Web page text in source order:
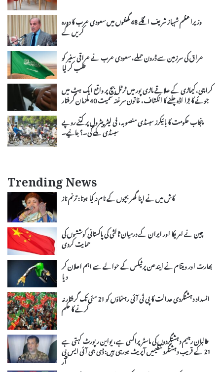
وزیراعظم شہباز شریف اگلے 48 گھنٹوں میں سعودی عرب کا دورہ
کریں گے
عراق کی سرزمین سے ڈرون حملے، سعودی عرب نے عراقی سفیر کو
طلب کر لیا
کراچی، کیماڑی کے علاقے ماڑی پور میں ٹرٹل بیچ پر واقع ایک ہٹ میں
جوئے کا بڑا اڈہ چلنے کا انکشاف، خاتون سرغنہ سمیت 40 ملزمان گرفتار
پنجاب حکومت کا بائیکرز سبسڈی منصوبہ، فی لیٹر پیٹرول پر کتنے روپے
سبسڈی ملے گی۔؟ جانیے۔
Trending News
کاش میں نے اپنا گھر بچوں کے نام نہ کیا ہوتا: ترنم ناز
چین نے امریکا اور ایران کے درمیان ثالثی کی پاکستانی کوششوں کی
حمایت کردی
بھارت اور ویتنام نے ایندھن پر ٹیکس کے حوالے سے اہم اعلان کر
دیا
انسداد دہشتگردی عدالت کا پی ٹی آئی رہنماؤں کو 21 مئی تک گرفتار نہ
کرنے کا حکم
طالبان رجیم دہشتگردوں کی ماسٹرپراکسی ہے، یواین رپورٹ کہتی ہے
21 کے قریب دہشتگرد تنظیمیں آپریٹ ہورہی ہیں: ڈی جی آئی ایس پی
آر